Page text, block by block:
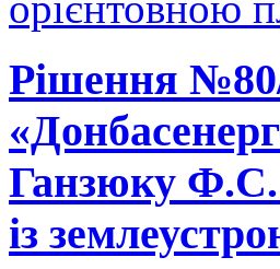
Рішення
Ганзюку Ф.С.
із